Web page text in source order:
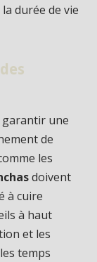
durée de vie
garantir une
de
les
doivent
à cuire
à haut
et les
temps